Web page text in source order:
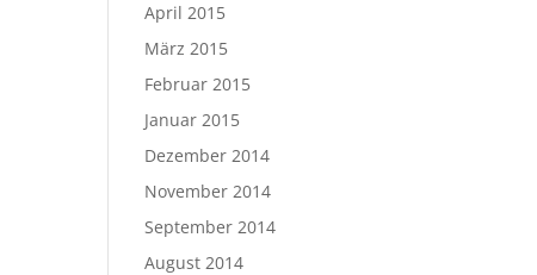
April 2015
März 2015
Februar 2015
Januar 2015
Dezember 2014
November 2014
September 2014
August 2014